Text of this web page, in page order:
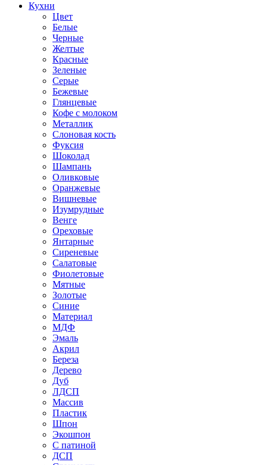
Кухни
Цвет
Белые
Черные
Желтые
Красные
Зеленые
Серые
Бежевые
Глянцевые
Кофе с молоком
Металлик
Слоновая кость
Фуксия
Шоколад
Шампань
Оливковые
Оранжевые
Вишневые
Изумрудные
Венге
Ореховые
Янтарные
Сиреневые
Салатовые
Фиолетовые
Мятные
Золотые
Синие
Материал
МДФ
Эмаль
Акрил
Береза
Дерево
Дуб
ЛДСП
Массив
Пластик
Шпон
Экошпон
С патиной
ДСП